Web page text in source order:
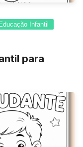
Infantil
para